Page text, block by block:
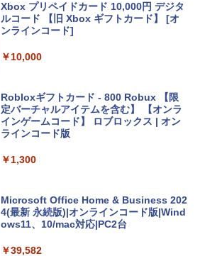
Apple 2026 MacBook Neo A18 Proチッ
プ搭載13インチノートブック：AIとAppl
e Intelligenceのために設計、Liquid Ret
リ、512GB SSDストレージ、1080p Fac
￥137,800
ンケース Dell NEC Lavie ASUS HP dyna
￥2,952
13インチノートブック：AIとApple Intell
Xbox プリペイドカード 10,000円 デジタ
ルコード 【旧 Xbox ギフトカード】 [オ
ンラインコード]
￥10,000
Robloxギフトカード - 800 Robux 【限
定バーチャルアイテムを含む】 【オンラ
インゲームコード】 ロブロックス | オン
ラインコード版
￥1,300
Microsoft Office Home & Business 202
4(最新 永続版)|オンラインコード版|Wind
ows11、10/mac対応|PC2台
￥39,582